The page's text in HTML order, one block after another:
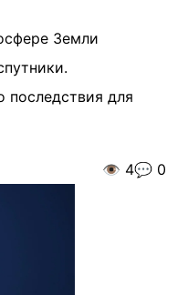
Земли
последствия для
👁️ 4💬 0